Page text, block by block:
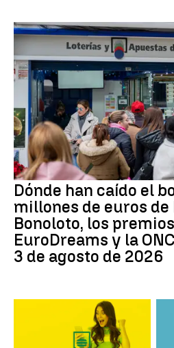
Dónde han caído el
millones de euros
Bonoloto, los
EuroDreams y la
3 de agosto de 2026